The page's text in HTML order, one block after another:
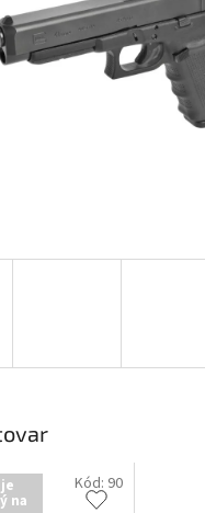
na
Kód: 90